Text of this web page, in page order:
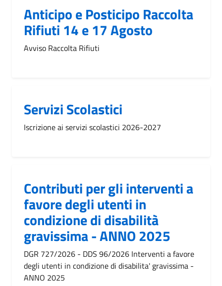
Anticipo e Posticipo Raccolta
Rifiuti 14 e 17 Agosto
Avviso Raccolta Rifiuti
Servizi Scolastici
Iscrizione ai servizi scolastici 2026-2027
Contributi per gli interventi a
favore degli utenti in
condizione di disabilità
gravissima - ANNO 2025
DGR 727/2026 - DDS 96/2026 Interventi a favore
degli utenti in condizione di disabilita' gravissima -
ANNO 2025